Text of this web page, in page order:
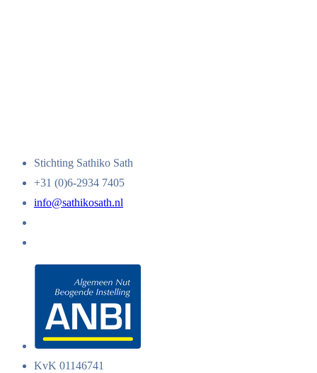
Stichting Sathiko Sath
+31 (0)6-2934 7405
info@sathikosath.nl
KvK 01146741